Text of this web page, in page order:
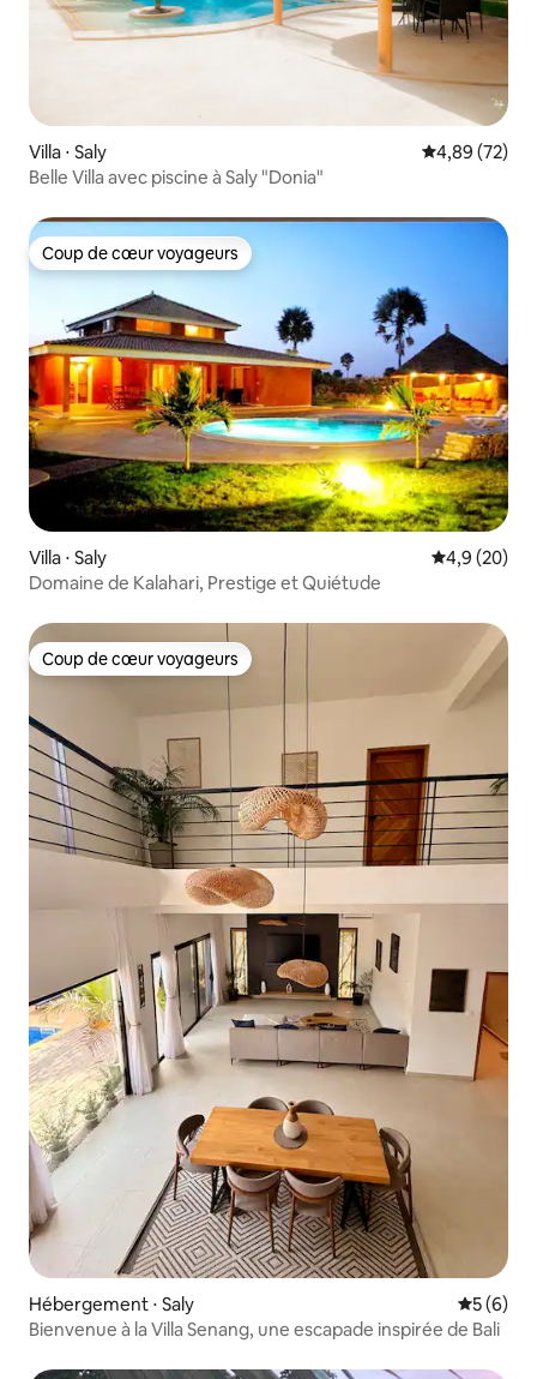
Villa ⋅ Saly Évaluation
4,89 (72)
Belle Villa avec piscine à Saly "Donia"
Coup de cœur voyageurs
Coup de cœur voyageurs
Villa ⋅ Saly Évaluation
4,9 (20)
Domaine de Kalahari, Prestige et Quiétude
Coup de cœur voyageurs
Coup de cœur voyageurs
Hébergement ⋅ Saly
5 (6)
Bienvenue à la Villa Senang, une escapade inspirée de Bali